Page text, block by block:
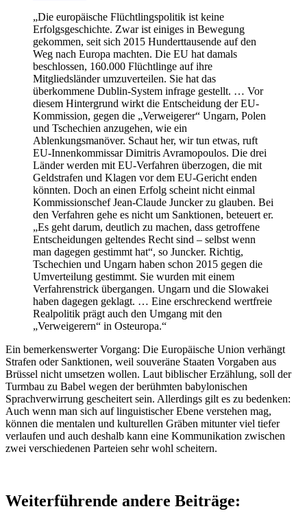
„Die europäische Flüchtlingspolitik ist keine
Erfolgsgeschichte. Zwar ist einiges in Bewegung
gekommen, seit sich 2015 Hunderttausende auf den
Weg nach Europa machten. Die EU hat damals
beschlossen, 160.000 Flüchtlinge auf ihre
Mitgliedsländer umzuverteilen. Sie hat das
überkommene Dublin-System infrage gestellt. … Vor
diesem Hintergrund wirkt die Entscheidung der EU-
Kommission, gegen die „Verweigerer“ Ungarn, Polen
und Tschechien anzugehen, wie ein
Ablenkungsmanöver. Schaut her, wir tun etwas, ruft
EU-Innenkommissar Dimitris Avramopoulos. Die drei
Länder werden mit EU-Verfahren überzogen, die mit
Geldstrafen und Klagen vor dem EU-Gericht enden
könnten. Doch an einen Erfolg scheint nicht einmal
Kommissionschef Jean-Claude Juncker zu glauben. Bei
den Verfahren gehe es nicht um Sanktionen, beteuert er.
„Es geht darum, deutlich zu machen, dass getroffene
Entscheidungen geltendes Recht sind – selbst wenn
man dagegen gestimmt hat“, so Juncker. Richtig,
Tschechien und Ungarn haben schon 2015 gegen die
Umverteilung gestimmt. Sie wurden mit einem
Verfahrenstrick übergangen. Ungarn und die Slowakei
haben dagegen geklagt. … Eine erschreckend wertfreie
Realpolitik prägt auch den Umgang mit den
„Verweigerern“ in Osteuropa.“
Ein bemerkenswerter Vorgang: Die Europäische Union verhängt
Strafen oder Sanktionen, weil souveräne Staaten Vorgaben aus
Brüssel nicht umsetzen wollen. Laut biblischer Erzählung, soll der
Turmbau zu Babel wegen der berühmten babylonischen
Sprachverwirrung gescheitert sein. Allerdings gilt es zu bedenken:
Auch wenn man sich auf linguistischer Ebene verstehen mag,
können die mentalen und kulturellen Gräben mitunter viel tiefer
verlaufen und auch deshalb kann eine Kommunikation zwischen
zwei verschiedenen Parteien sehr wohl scheitern.
Weiterführende andere Beiträge: